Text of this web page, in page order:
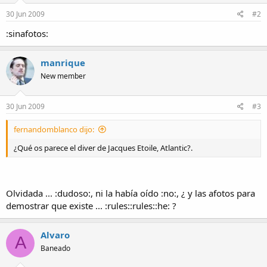
30 Jun 2009 #2
:sinafotos:
manrique
New member
30 Jun 2009 #3
fernandomblanco dijo:
¿Qué os parece el diver de Jacques Etoile, Atlantic?.
Olvidada ... :dudoso:, ni la había oído :no:, ¿ y las afotos para
demostrar que existe ... :rules::rules::he: ?
A Alvaro
Baneado